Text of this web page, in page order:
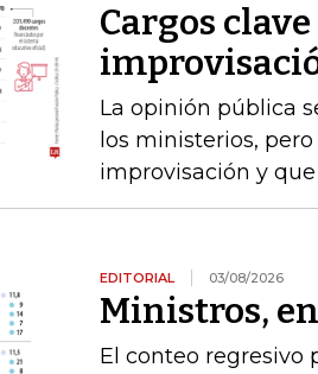
Cargos
La opinión pública
los ministerios,
improvisación y
EDITORIAL 03/08/2026
Ministros,
El conteo regresivo